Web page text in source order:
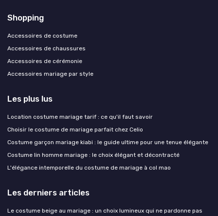
Shopping
Accessoires de costume
Accessoires de chaussures
Accessoires de cérémonie
Accessoires mariage par style
Les plus lus
Location costume mariage tarif : ce qu'il faut savoir
Choisir le costume de mariage parfait chez Celio
Costume garçon mariage kiabi : le guide ultime pour une tenue élégante
Costume lin homme mariage : le choix élégant et décontracté
L'élégance intemporelle du costume de mariage à col mao
Les derniers articles
Le costume beige au mariage : un choix lumineux qui ne pardonne pas